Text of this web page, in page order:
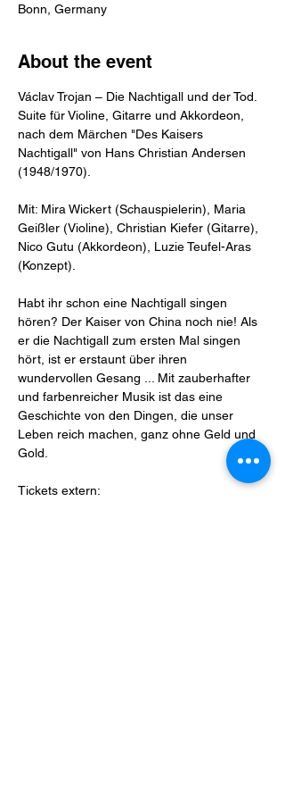
Bonn, Germany
About the event
Václav Trojan – Die Nachtigall und der Tod.
Suite für Violine, Gitarre und Akkordeon,
nach dem Märchen "Des Kaisers
Nachtigall" von Hans Christian Andersen
(1948/1970).
Mit: Mira Wickert (Schauspielerin), Maria
Geißler (Violine), Christian Kiefer (Gitarre),
Nico Gutu (Akkordeon), Luzie Teufel-Aras
(Konzept).
Habt ihr schon eine Nachtigall singen
hören? Der Kaiser von China noch nie! Als
er die Nachtigall zum ersten Mal singen
hört, ist er erstaunt über ihren
wundervollen Gesang ... Mit zauberhafter
und farbenreicher Musik ist das eine
Geschichte von den Dingen, die unser
Leben reich machen, ganz ohne Geld und
Gold.
Tickets extern: